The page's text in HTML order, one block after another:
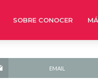
SOBRE CONOCER
EMAIL